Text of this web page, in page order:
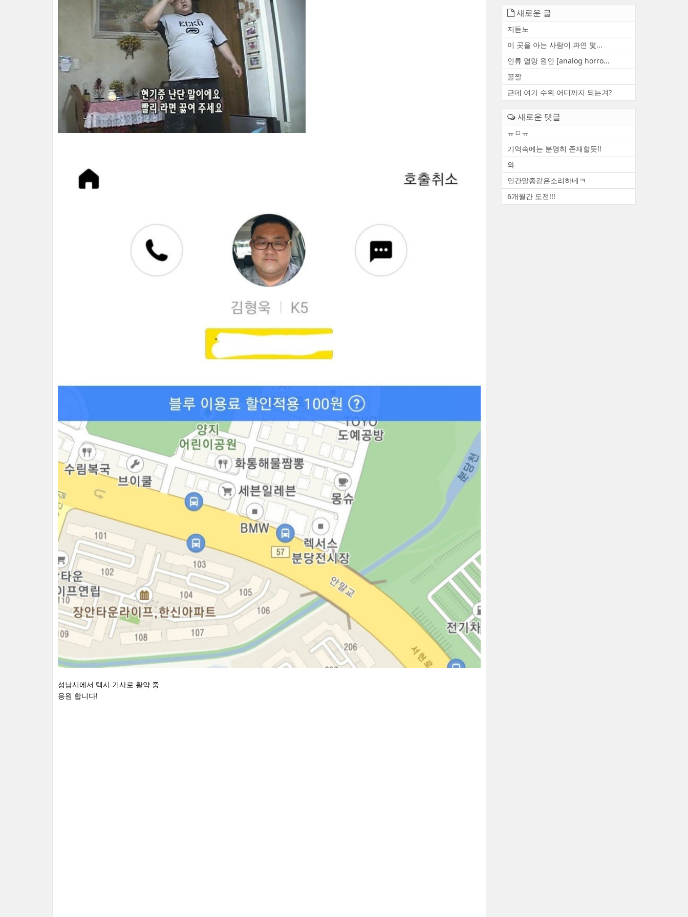
성남시에서 택시 기사로 활약 중
응원 합니다!
새로운 글
지듣노
이 곳을 아는 사람이 과연 몇...
인류 멸망 원인 [analog horro...
꼴짤
근데 여기 수위 어디까지 되는겨?
새로운 댓글
ㅠㅁㅠ
기억속에는 분명히 존재할듯!!
와
인간말종같은소리하네ㅋ
6개월간 도전!!!